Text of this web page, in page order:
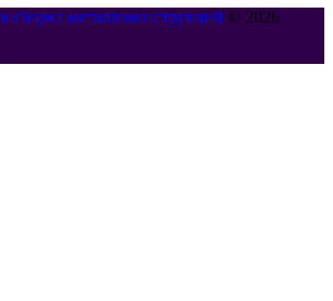
сборка металлоконструкций © 2026